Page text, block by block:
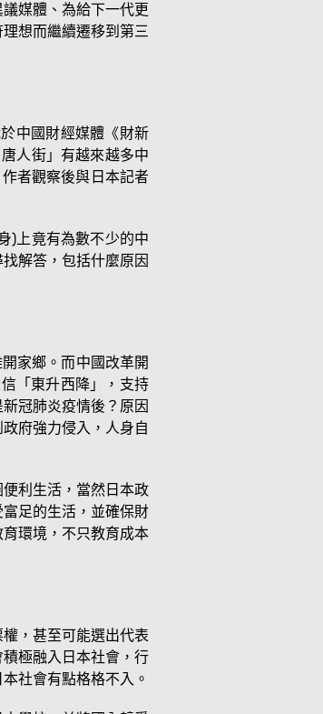
媒體、為給下一代更
想而繼續遷移到第三
中國財經媒體《財新
人街」有越來越多中
者觀察後與日本記者
)上竟有為數不少的中
解答，包括什麼原因
家鄉。而中國改革開
「東升西降」，支持
冠肺炎疫情後？原因
府強力侵入，人身自
利生活，當然日本政
足的生活，並確保財
環境，不只教育成本
，甚至可能選出代表
極融入日本社會，行
社會有點格格不入。